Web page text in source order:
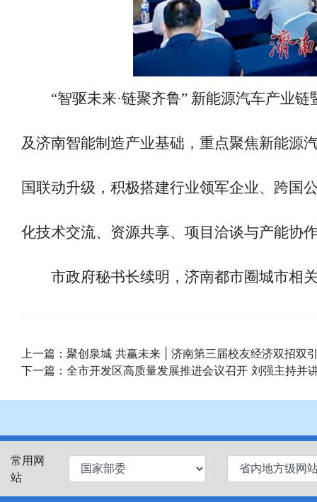
“智驱未来·链聚齐鲁” 新能源汽车产业
及济南智能制造产业基础，重点聚焦新能源
国联动升级，积极搭建行业领军企业、跨国
化技术交流、资源共享、项目洽谈与产能协
市政府秘书长续明，济南都市圈城市相
上一篇： 聚创泉城 共赢未来 | 济南第三届校友经济双招双
下一篇： 全市开发区高质量发展推进会议召开 刘强主持并
常用网
站